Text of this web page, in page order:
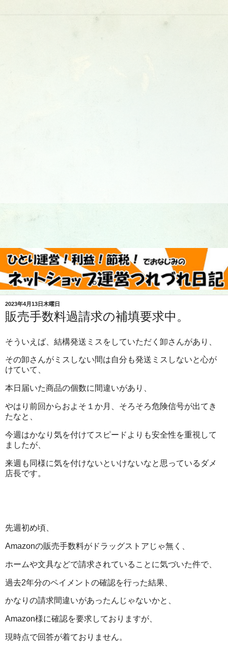
2023年4月13日木曜日
販売手数料過請求の補填要求中。
そういえば、結構発送ミスをしていただく卸さんがあり、
その卸さんがミスしない間は自分も発送ミスしないと心が
けていて、
本日届いた商品の個数に間違いがあり、
やはり前回からおよそ１か月、そろそろ危険信号が出てき
たなと、
今週はかなり気を付けてスピードよりも安全性を重視して
ましたが、
来週も同様に気を付けないといけないなと思っているダメ
店長です。
先週初め頃、
Amazonの販売手数料がドラッグストアじゃ無く、
ホームや文具などで請求されていることに気づいた件で、
過去2年分のペイメントの確認を行った結果、
かなりの請求間違いがあったんじゃないかと、
Amazon様に確認を要求しておりますが、
現時点で回答が着ておりません。